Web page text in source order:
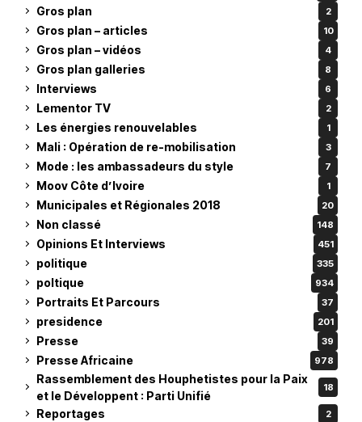
Gros plan 2
Gros plan – articles 10
Gros plan – vidéos 4
Gros plan galleries 8
Interviews 6
Lementor TV 2
Les énergies renouvelables 1
Mali : Opération de re-mobilisation 3
Mode : les ambassadeurs du style 7
Moov Côte d’Ivoire 1
Municipales et Régionales 2018 20
Non classé 148
Opinions Et Interviews 451
politique 335
poltique 934
Portraits Et Parcours 37
presidence 201
Presse 39
Presse Africaine 978
Rassemblement des Houphetistes pour la Paix
et le Développent : Parti Unifié
18
Reportages 2